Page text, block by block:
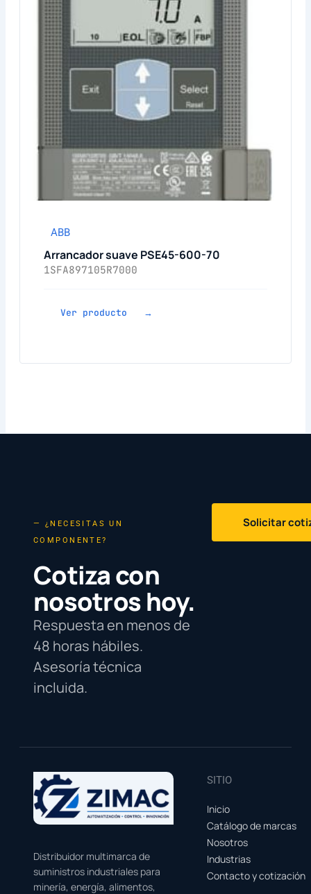
ABB
Arrancador suave PSE45-600-70
1SFA897105R7000
Ver producto →
— ¿NECESITAS UN
COMPONENTE?
Cotiza con
nosotros hoy.
Respuesta en menos de
48 horas hábiles.
Asesoría técnica
incluida.
Solicitar
Distribuidor multimarca de
suministros industriales para
minería, energía, alimentos,
SITIO
Inicio
Catálogo de marcas
Nosotros
Industrias
Contacto y cotización